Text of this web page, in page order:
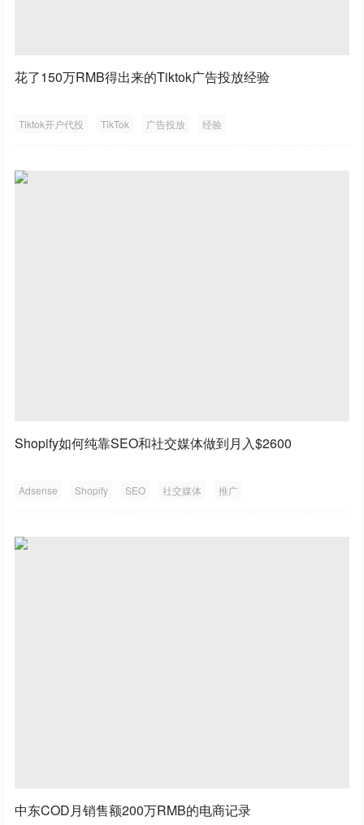
花了150万RMB得出来的Tiktok广告投放经验
Tiktok开户代投 TikTok 广告投放 经验
Shopify如何纯靠SEO和社交媒体做到月入$2600
Adsense Shopify SEO 社交媒体 推广
中东COD月销售额200万RMB的电商记录